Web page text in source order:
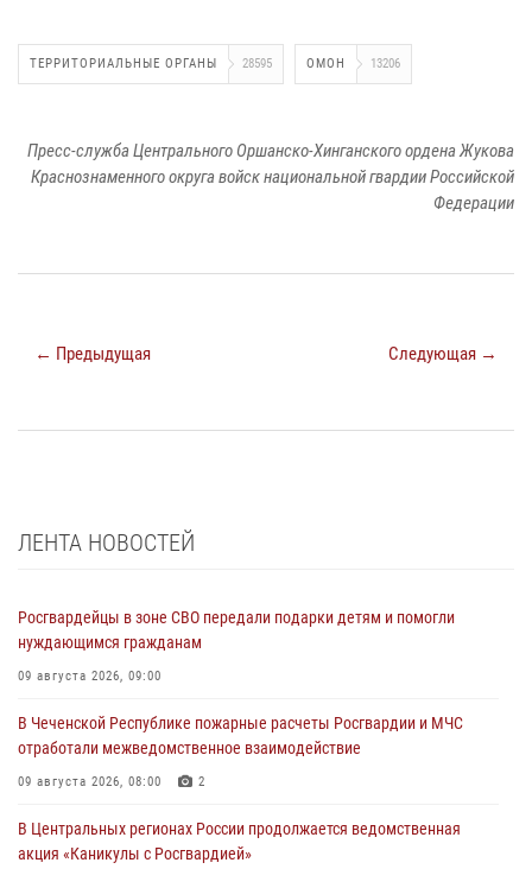
ТЕРРИТОРИАЛЬНЫЕ ОРГАНЫ 28595 ОМОН 13206
Пресс-служба Центрального Оршанско-Хинганского ордена Жукова
Краснознаменного округа войск национальной гвардии Российской
Федерации
← Предыдущая Следующая →
ЛЕНТА НОВОСТЕЙ
Росгвардейцы в зоне СВО передали подарки детям и помогли
нуждающимся гражданам
09 августа 2026, 09:00
В Чеченской Республике пожарные расчеты Росгвардии и МЧС
отработали межведомственное взаимодействие
09 августа 2026, 08:00 2
В Центральных регионах России продолжается ведомственная
акция «Каникулы с Росгвардией»